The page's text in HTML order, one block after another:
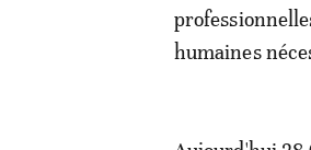
humaines